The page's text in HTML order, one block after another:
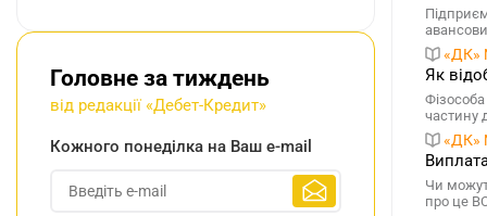
«ДК»
Як
частину
«ДК»
Чи
про це
Головне за тиждень
від редакції «Дебет-Кредит»
Кожного понеділка на Ваш e-mail